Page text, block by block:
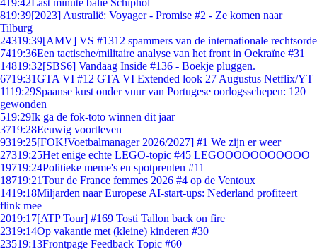
419:42Last minute balie Schiphol
819:39[2023] Australië: Voyager - Promise #2 - Ze komen naar
Tilburg
24319:39[AMV] VS #1312 spammers van de internationale rechtsorde
7419:36Een tactische/militaire analyse van het front in Oekraïne #31
14819:32[SBS6] Vandaag Inside #136 - Boekje pluggen.
6719:31GTA VI #12 GTA VI Extended look 27 Augustus Netflix/YT
1119:29Spaanse kust onder vuur van Portugese oorlogsschepen: 120
gewonden
519:29Ik ga de fok-toto winnen dit jaar
3719:28Eeuwig voortleven
9319:25[FOK!Voetbalmanager 2026/2027] #1 We zijn er weer
27319:25Het enige echte LEGO-topic #45 LEGOOOOOOOOOOO
19719:24Politieke meme's en spotprenten #11
18719:21Tour de France femmes 2026 #4 op de Ventoux
1419:18Miljarden naar Europese AI-start-ups: Nederland profiteert
flink mee
2019:17[ATP Tour] #169 Tosti Tallon back on fire
2319:14Op vakantie met (kleine) kinderen #30
23519:13Frontpage Feedback Topic #60